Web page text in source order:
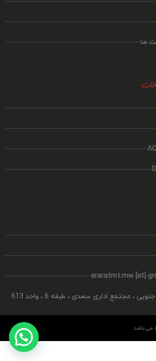
ها
araratmt.mw [at]
، مجتمع اداری سعدی ، طبقه 6 ، واحد 613
باشد.